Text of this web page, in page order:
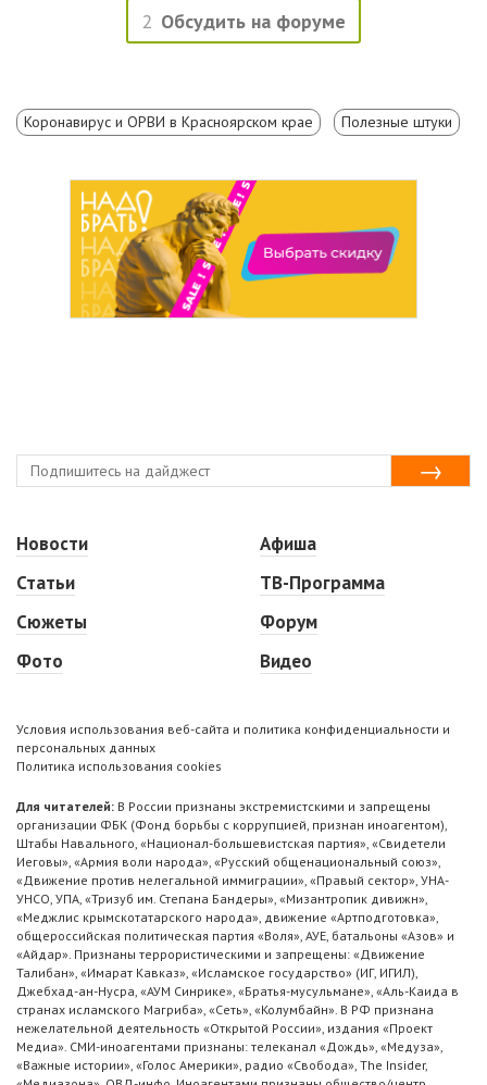
2 Обсудить на форуме
Коронавирус и ОРВИ в Красноярском крае Полезные штуки
Новости
Статьи
Сюжеты
Фото
Афиша
ТВ-Программа
Форум
Видео
Условия использования веб-сайта и политика конфиденциальности и
персональных данных
Политика использования cookies
Для читателей: В России признаны экстремистскими и запрещены
организации ФБК (Фонд борьбы с коррупцией, признан иноагентом),
Штабы Навального, «Национал-большевистская партия», «Свидетели
Иеговы», «Армия воли народа», «Русский общенациональный союз»,
«Движение против нелегальной иммиграции», «Правый сектор», УНА-
УНСО, УПА, «Тризуб им. Степана Бандеры», «Мизантропик дивижн»,
«Меджлис крымскотатарского народа», движение «Артподготовка»,
общероссийская политическая партия «Воля», АУЕ, батальоны «Азов» и
«Айдар». Признаны террористическими и запрещены: «Движение
Талибан», «Имарат Кавказ», «Исламское государство» (ИГ, ИГИЛ),
Джебхад-ан-Нусра, «АУМ Синрике», «Братья-мусульмане», «Аль-Каида в
странах исламского Магриба», «Сеть», «Колумбайн». В РФ признана
нежелательной деятельность «Открытой России», издания «Проект
Медиа». СМИ-иноагентами признаны: телеканал «Дождь», «Медуза»,
«Важные истории», «Голос Америки», радио «Свобода», The Insider,